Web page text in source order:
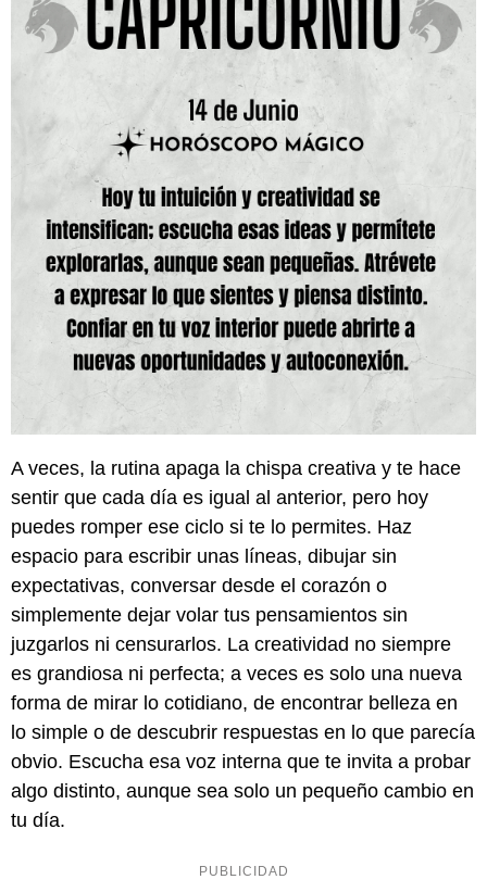
A veces, la rutina apaga la chispa creativa y te hace
sentir que cada día es igual al anterior, pero hoy
puedes romper ese ciclo si te lo permites. Haz
espacio para escribir unas líneas, dibujar sin
expectativas, conversar desde el corazón o
simplemente dejar volar tus pensamientos sin
juzgarlos ni censurarlos. La creatividad no siempre
es grandiosa ni perfecta; a veces es solo una nueva
forma de mirar lo cotidiano, de encontrar belleza en
lo simple o de descubrir respuestas en lo que parecía
obvio. Escucha esa voz interna que te invita a probar
algo distinto, aunque sea solo un pequeño cambio en
tu día.